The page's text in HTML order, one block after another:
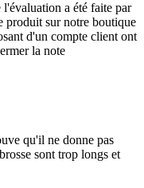
a été faite par
produit sur notre boutique
d'un compte client ont
la note
qu'il ne donne pas
sont trop longs et